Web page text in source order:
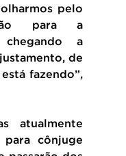
pelo
para a
chegando a
de
fazendo”,
atualmente
para cônjuge